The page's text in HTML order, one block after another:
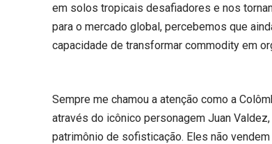
em solos tropicais desafiadores e nos
para o mercado global, percebemos que
capacidade de transformar commodity em
Sempre me chamou a atenção como a
através do icônico personagem Juan
patrimônio de sofisticação. Eles não